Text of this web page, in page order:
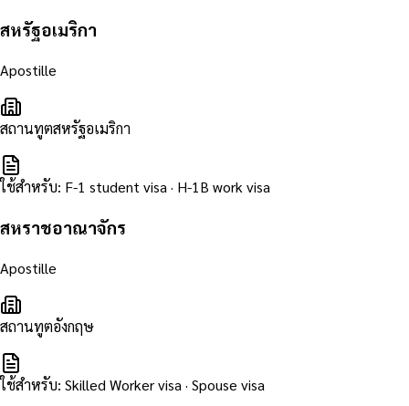
สหรัฐอเมริกา
Apostille
สถานทูตสหรัฐอเมริกา
ใช้สำหรับ: F-1 student visa · H-1B work visa
สหราชอาณาจักร
Apostille
สถานทูตอังกฤษ
ใช้สำหรับ: Skilled Worker visa · Spouse visa